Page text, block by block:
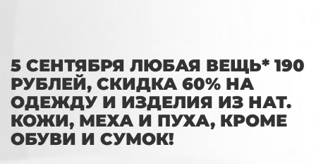
5 СЕНТЯБРЯ ЛЮБАЯ ВЕЩЬ* 190
РУБЛЕЙ, СКИДКА 60% НА
ОДЕЖДУ И ИЗДЕЛИЯ ИЗ НАТ.
КОЖИ, МЕХА И ПУХА, КРОМЕ
ОБУВИ И СУМОК!